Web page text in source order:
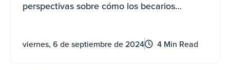
perspectivas sobre cómo los becarios
viernes, 6 de septiembre de 2024 4 Min Read